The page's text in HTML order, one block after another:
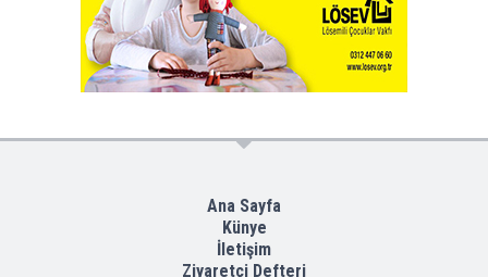
Ana Sayfa
Künye
İletişim
Ziyaretçi Defteri